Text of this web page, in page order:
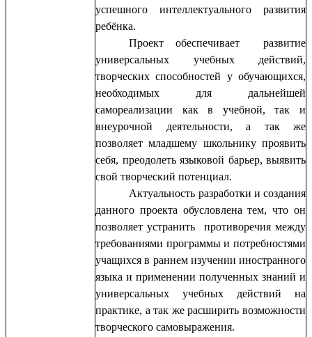
успешного интеллектуального развития
ребёнка.
Проект обеспечивает развитие
универсальных учебных действий,
творческих способностей у обучающихся,
необходимых для дальнейшей
самореализации как в учебной, так и
внеурочной деятельности, а так же
позволяет младшему школьнику проявить
себя, преодолеть языковой барьер, выявить
свой творческий потенциал.
Актуальность разработки и создания
данного проекта обусловлена тем, что он
позволяет устранить противоречия между
требованиями программы и потребностями
учащихся в раннем изучении иностранного
языка и применении полученных знаний и
универсальных учебных действий на
практике, а так же расширить возможности
творческого самовыражения.